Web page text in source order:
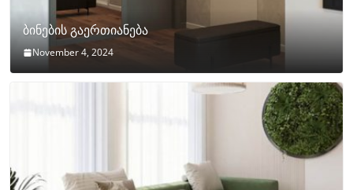
ბინების გაერთიანება
November 4, 2024